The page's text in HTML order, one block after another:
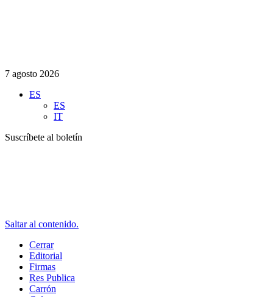
7 agosto 2026
ES
ES
IT
Suscríbete al boletín
Saltar al contenido.
Cerrar
Editorial
Firmas
Res Publica
Carrón